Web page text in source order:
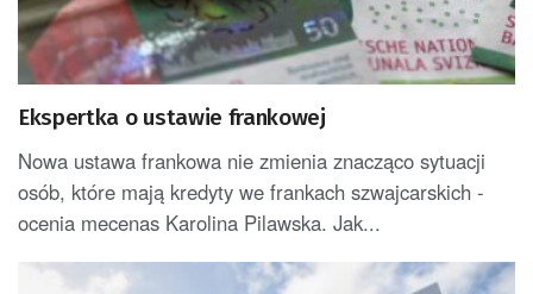
Ekspertka o ustawie frankowej
Nowa ustawa frankowa nie zmienia znacząco sytuacji
osób, które mają kredyty we frankach szwajcarskich -
ocenia mecenas Karolina Pilawska. Jak...